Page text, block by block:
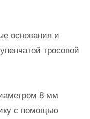
основания и
тросовой
8 мм
с помощью